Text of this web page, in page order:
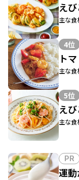
え
主な
4位
ト
主な食
5位
え
主な
PR
運